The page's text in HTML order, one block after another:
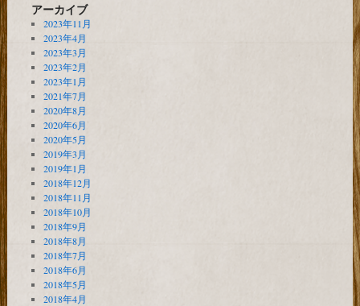
アーカイブ
2023年11月
2023年4月
2023年3月
2023年2月
2023年1月
2021年7月
2020年8月
2020年6月
2020年5月
2019年3月
2019年1月
2018年12月
2018年11月
2018年10月
2018年9月
2018年8月
2018年7月
2018年6月
2018年5月
2018年4月